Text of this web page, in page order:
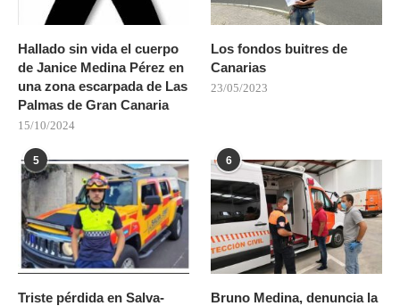
Hallado sin vida el cuerpo
de Janice Medina Pérez en
una zona escarpada de Las
Palmas de Gran Canaria
15/10/2024
Los fondos buitres de
Canarias
23/05/2023
5
Triste pérdida en Salva-
6
Bruno Medina, denuncia la